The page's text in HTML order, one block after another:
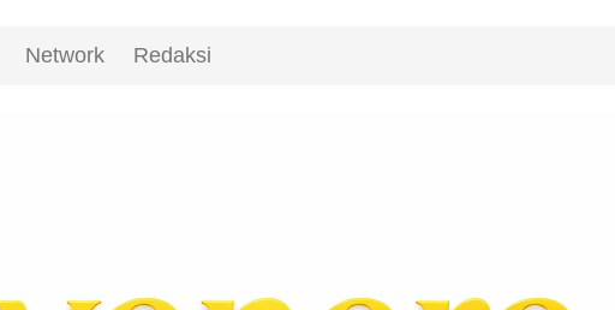
Network Redaksi